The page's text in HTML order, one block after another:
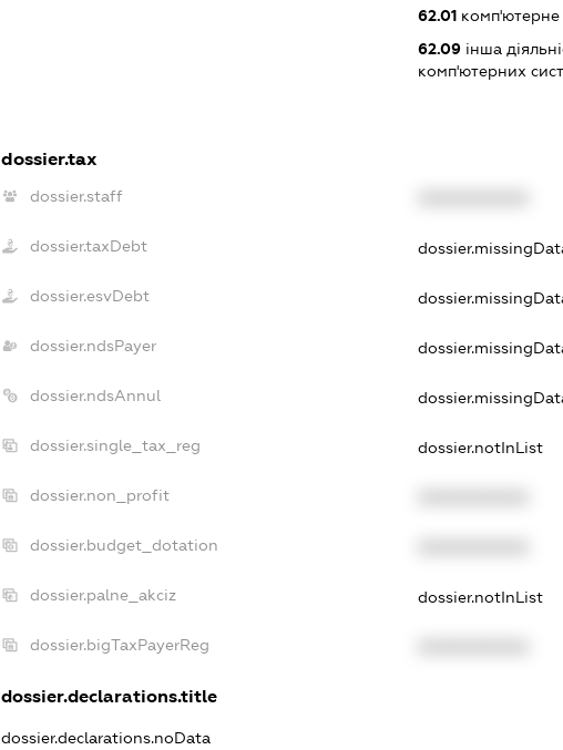
62.01
62.09 інша
комп'ютерних
dossier.tax
dossier.staff
dossier.taxDebt
dossier.esvDebt
dossier.ndsPayer
dossier.ndsAnnul
dossier.single_tax_reg dossier.notInList
dossier.non_profit
dossier.budget_dotation
dossier.palne_akciz dossier.notInList
dossier.bigTaxPayerReg
dossier.declarations.title
dossier.declarations.noData